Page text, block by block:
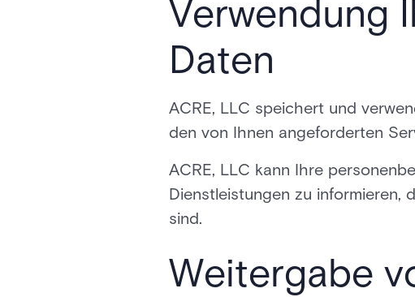
Verwendung
Daten
ACRE, LLC speichert und
den von Ihnen angeforderten
ACRE, LLC kann Ihre
Dienstleistungen zu informieren,
sind.
Weitergabe